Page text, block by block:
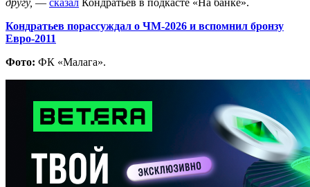
Кондратьев порассуждал о ЧМ-2026 и вспомнил бронзу
Евро-2011
Фото: ФК «Малага».